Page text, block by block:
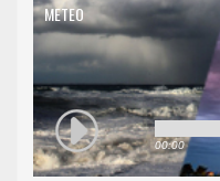
METEO
00:00